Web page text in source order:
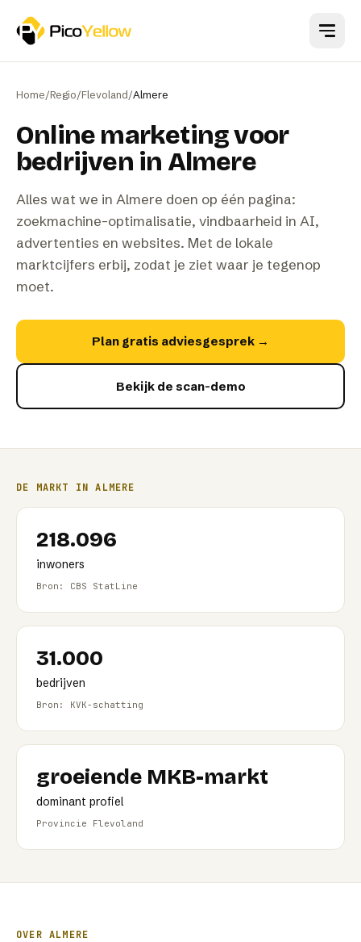
Home/Regio/Flevoland /Almere
Online marketing voor
bedrijven in Almere
Alles wat we in Almere doen op één pagina:
zoekmachine-optimalisatie, vindbaarheid in AI,
advertenties en websites. Met de lokale
marktcijfers erbij, zodat je ziet waar je tegenop
moet.
Plan gratis adviesgesprek →
Bekijk de scan-demo
DE MARKT INALMERE
218.096
inwoners
Bron: CBS StatLine
31.000
bedrijven
Bron: KVK-schatting
groeiende MKB-markt
dominant profiel
Provincie Flevoland
OVER ALMERE